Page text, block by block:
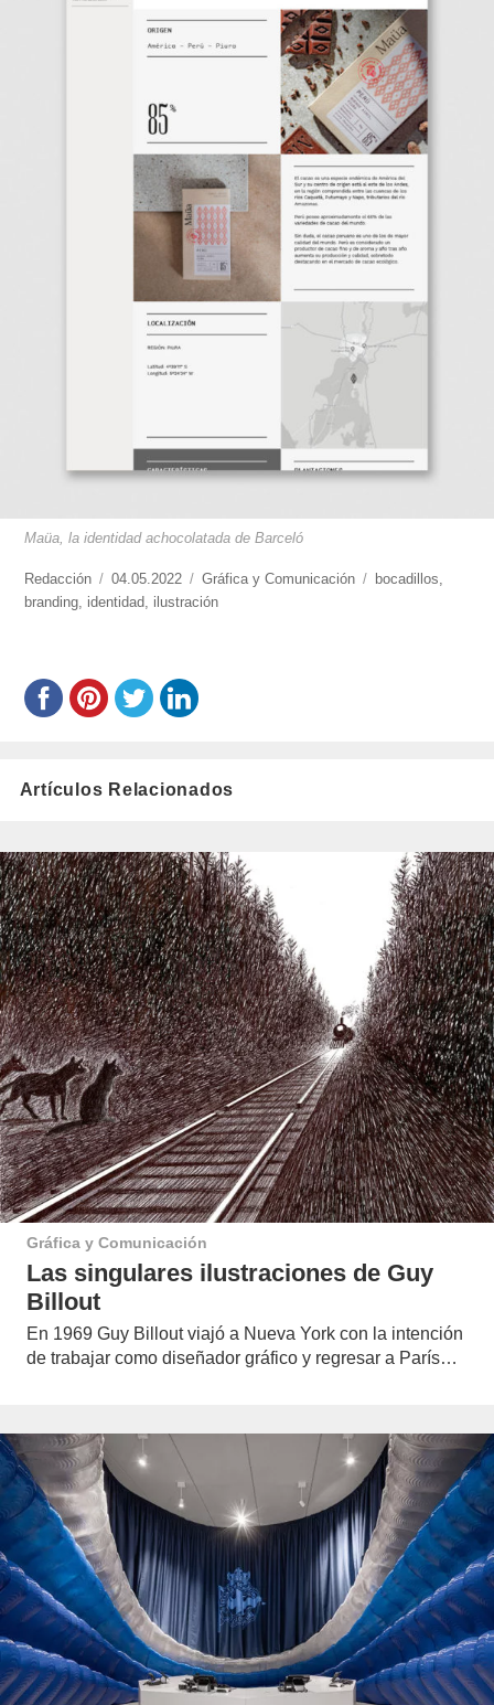
Maüa, la identidad achocolatada de Barceló
https://www.experimenta.es/author/redaccion/
Redacción
Publicado
el
04.05.2022 Categorías
Gráfica y Comunicación Etiquetas
bocadillos
branding identidad ilustración
Artículos Relacionados
Gráfica y Comunicación
Las singulares ilustraciones de Guy
Billout
En 1969 Guy Billout viajó a Nueva York con la intención
de trabajar como diseñador gráfico y regresar a París…